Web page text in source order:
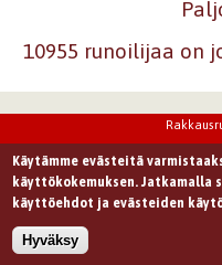
10955 runoilijaa on
Käytämme evästeitä
käyttökokemuksen. Jatkamalla
käyttöehdot ja evästeiden
Hyväksy